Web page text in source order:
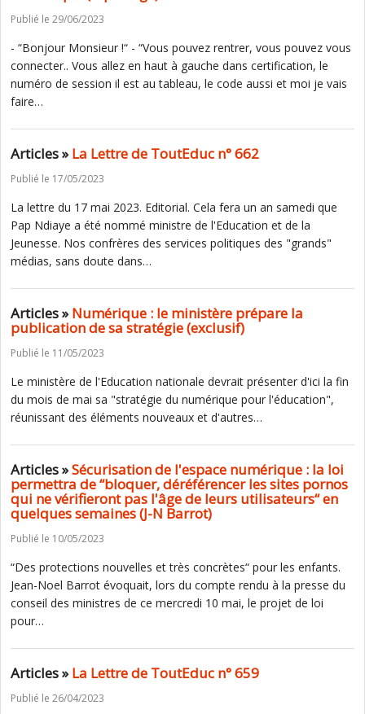
Publié le 29/06/2023
- “Bonjour Monsieur !“ - “Vous pouvez rentrer, vous pouvez vous
connecter.. Vous allez en haut à gauche dans certification, le
numéro de session il est au tableau, le code aussi et moi je vais
faire…
Articles »La Lettre de ToutEduc n° 662
Publié le 17/05/2023
La lettre du 17 mai 2023. Editorial. Cela fera un an samedi que
Pap Ndiaye a été nommé ministre de l'Education et de la
Jeunesse. Nos confrères des services politiques des "grands"
médias, sans doute dans…
Articles »Numérique : le ministère prépare la
publication de sa stratégie (exclusif)
Publié le 11/05/2023
Le ministère de l'Education nationale devrait présenter d'ici la fin
du mois de mai sa "stratégie du numérique pour l'éducation",
réunissant des éléments nouveaux et d'autres…
Articles »Sécurisation de l'espace numérique : la loi
permettra de “bloquer, déréférencer les sites pornos
qui ne vérifieront pas l'âge de leurs utilisateurs“ en
quelques semaines (J-N Barrot)
Publié le 10/05/2023
“Des protections nouvelles et très concrètes“ pour les enfants.
Jean-Noel Barrot évoquait, lors du compte rendu à la presse du
conseil des ministres de ce mercredi 10 mai, le projet de loi
pour…
Articles »La Lettre de ToutEduc n° 659
Publié le 26/04/2023